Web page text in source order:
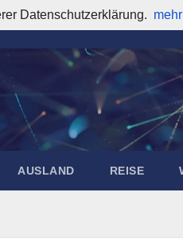
AUSLAND REISE
Datenschutzerklärung.